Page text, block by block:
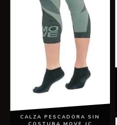
CALZA PESCADORA SIN